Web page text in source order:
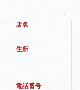
店名
住所
電話番号